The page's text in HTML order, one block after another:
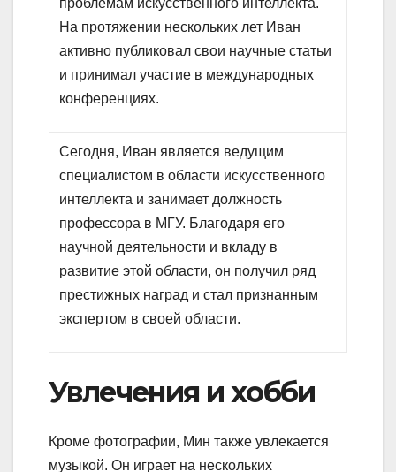
На протяжении нескольких лет Иван
активно публиковал свои научные статьи
и принимал участие в международных
конференциях.
Сегодня, Иван является ведущим
специалистом в области искусственного
интеллекта и занимает должность
профессора в МГУ. Благодаря его
научной деятельности и вкладу в
развитие этой области, он получил ряд
престижных наград и стал признанным
экспертом в своей области.
Увлечения и хобби
Кроме фотографии, Мин также увлекается
музыкой. Он играет на нескольких